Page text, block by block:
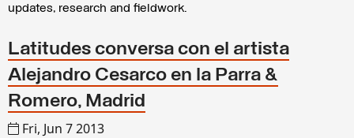
updates, research and fieldwork.
Latitudes conversa con el artista
Alejandro Cesarco en la Parra &
Romero, Madrid
Fri, Jun 7 2013